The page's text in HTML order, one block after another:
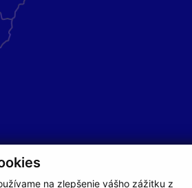
na zlepšenie vášho zážitku z